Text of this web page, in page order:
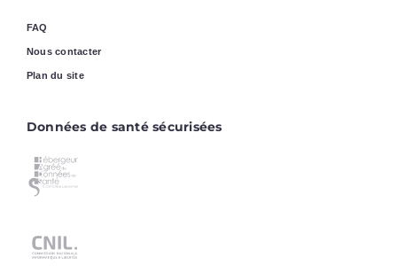
FAQ
Nous contacter
Plan du site
Données de santé sécurisées